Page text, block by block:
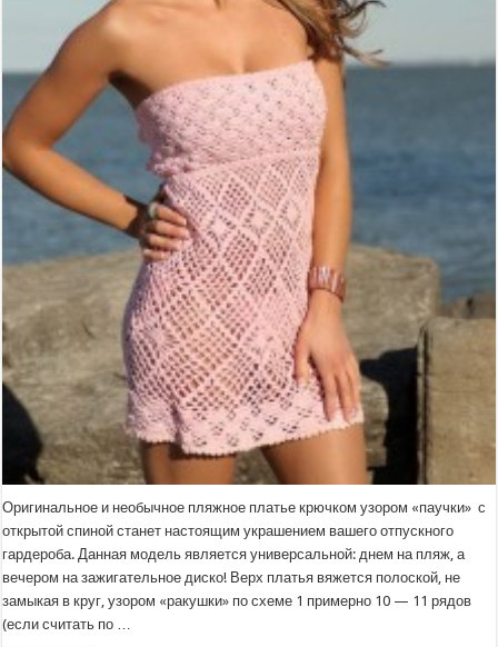
Оригинальное и необычное пляжное платье крючком узором «паучки» с
открытой спиной станет настоящим украшением вашего отпускного
гардероба. Данная модель является универсальной: днем на пляж, а
вечером на зажигательное диско! Верх платья вяжется полоской, не
замыкая в круг, узором «ракушки» по схеме 1 примерно 10 — 11 рядов
(если считать по …